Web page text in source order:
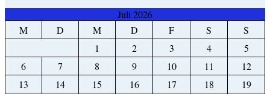
Juli 2026
M
D M D F S
S
1
2 3 4
5
6
7 8 9 10 11
12
13
14 15 16 17 18
19